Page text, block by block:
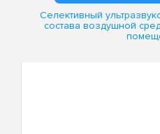
Селективный
состава воздушной